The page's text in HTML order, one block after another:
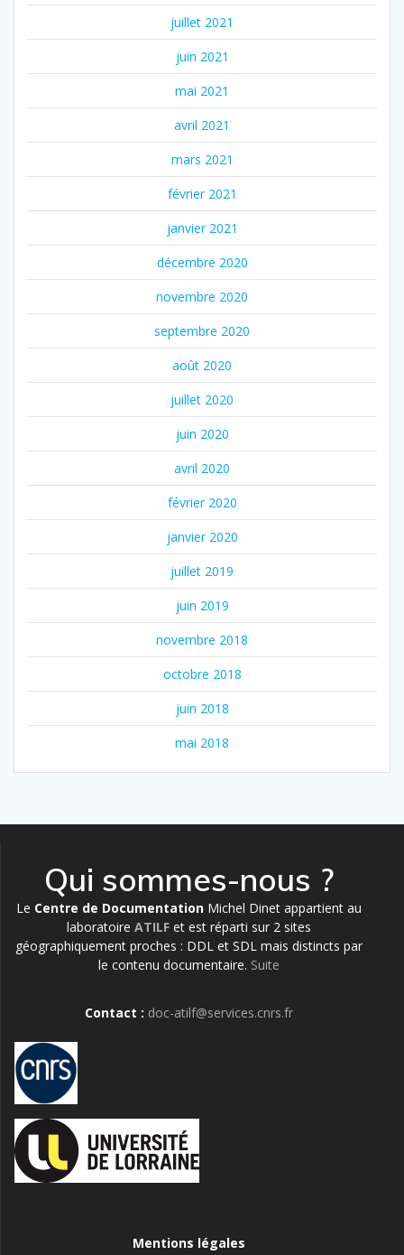
juillet 2021
juin 2021
mai 2021
avril 2021
mars 2021
février 2021
janvier 2021
décembre 2020
novembre 2020
septembre 2020
août 2020
juillet 2020
juin 2020
avril 2020
février 2020
janvier 2020
juillet 2019
juin 2019
novembre 2018
octobre 2018
juin 2018
mai 2018
Qui sommes-nous ?
Le Centre de Documentation Michel Dinet appartient au
laboratoire ATILF et est réparti sur 2 sites
géographiquement proches : DDL et SDL mais distincts par
le contenu documentaire. Suite
Contact : doc-atilf@services.cnrs.fr
Mentions légales